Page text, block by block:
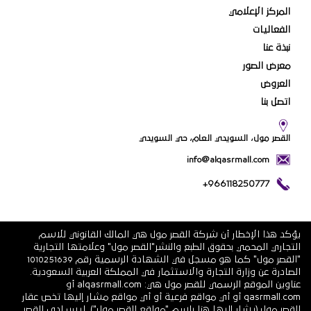
المركز الإعلامي
الفعاليات
نبذة عنا
معرض الصور
العروض
اتصل بنا
القصر مول، السويدي العام، حي السويدي
info@alqasrmall.com
+966118250777
يؤكد هذا الإخطار أن شركة القصر مول هي المالك القانوني للاسم
التجاري المحمي بحقوق الطبع والنشر"القصر مول" وعلامتها التجارية
"القصر مول" كما هو مسجل في الشهادة الرسمية رقم 1010251639
الصادرة عن وزارة التجارة والاستثمار في المملكة العربية السعودية.
عناوين الموقع الرسمي للقصر مول هي: alqasrmall.com أو
qasrmall.com أو أي مواقع فرعية أو أي مواقع مشار إليها تخص عقار